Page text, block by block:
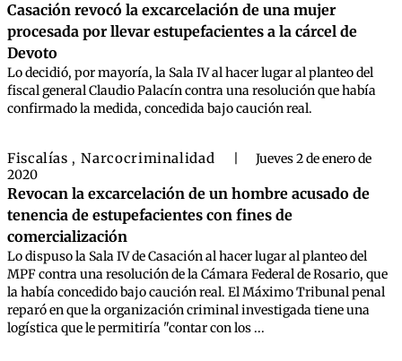
Casación revocó la excarcelación de una mujer
procesada por llevar estupefacientes a la cárcel de
Devoto
Lo decidió, por mayoría, la Sala IV al hacer lugar al planteo del
fiscal general Claudio Palacín contra una resolución que había
confirmado la medida, concedida bajo caución real.
Fiscalías , Narcocriminalidad
Jueves 2 de enero de
2020
Revocan la excarcelación de un hombre acusado de
tenencia de estupefacientes con fines de
comercialización
Lo dispuso la Sala IV de Casación al hacer lugar al planteo del
MPF contra una resolución de la Cámara Federal de Rosario, que
la había concedido bajo caución real. El Máximo Tribunal penal
reparó en que la organización criminal investigada tiene una
logística que le permitiría "contar con los ...